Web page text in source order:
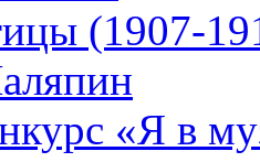
(1907-
«Я в